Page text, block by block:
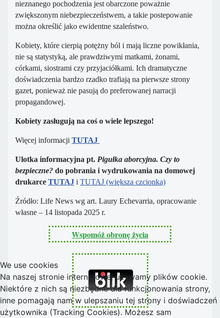
nieznanego pochodzenia jest obarczone poważnie
zwiększonym niebezpieczeństwem, a takie postepowanie
można określić jako ewidentne szaleństwo.
Kobiety, które cierpią potężny ból i mają liczne powikłania,
nie są statystyką, ale prawdziwymi matkami, żonami,
córkami, siostrami czy przyjaciółkami. Ich dramatyczne
doświadczenia bardzo rzadko trafiają na pierwsze strony
gazet, ponieważ nie pasują do preferowanej narracji
propagandowej.
Kobiety zasługują na coś o wiele lepszego!
Więcej informacji TUTAJ
Ulotka informacyjna pt. Pigułka aborcyjna. Czy to
bezpieczne? do pobrania i wydrukowania na domowej
drukarce TUTAJ i TUTAJ (większa czcionka)
Źródło: Life News wg art. Laury Echevarria, opracowanie
własne – 14 listopada 2025 r.
Wspomóż obronę życia
We use cookies
Na naszej stronie internetowej używamy plików cookie.
Niektóre z nich są niezbędne dla funkcjonowania strony,
inne pomagają nam w ulepszaniu tej strony i doświadczeń
użytkownika (Tracking Cookies). Możesz sam